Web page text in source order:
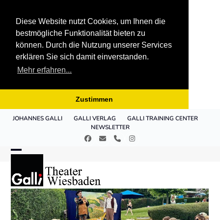
Diese Website nutzt Cookies, um Ihnen die
bestmögliche Funktionalität bieten zu
können. Durch die Nutzung unserer Services
erklären Sie sich damit einverstanden.
Mehr erfahren...
Zustimmen
JOHANNES GALLI GALLI VERLAG
GALLI TRAINING CENTER
NEWSLETTER
Facebook
E- TelefonInstagram
mobile
menu
mobile
menu